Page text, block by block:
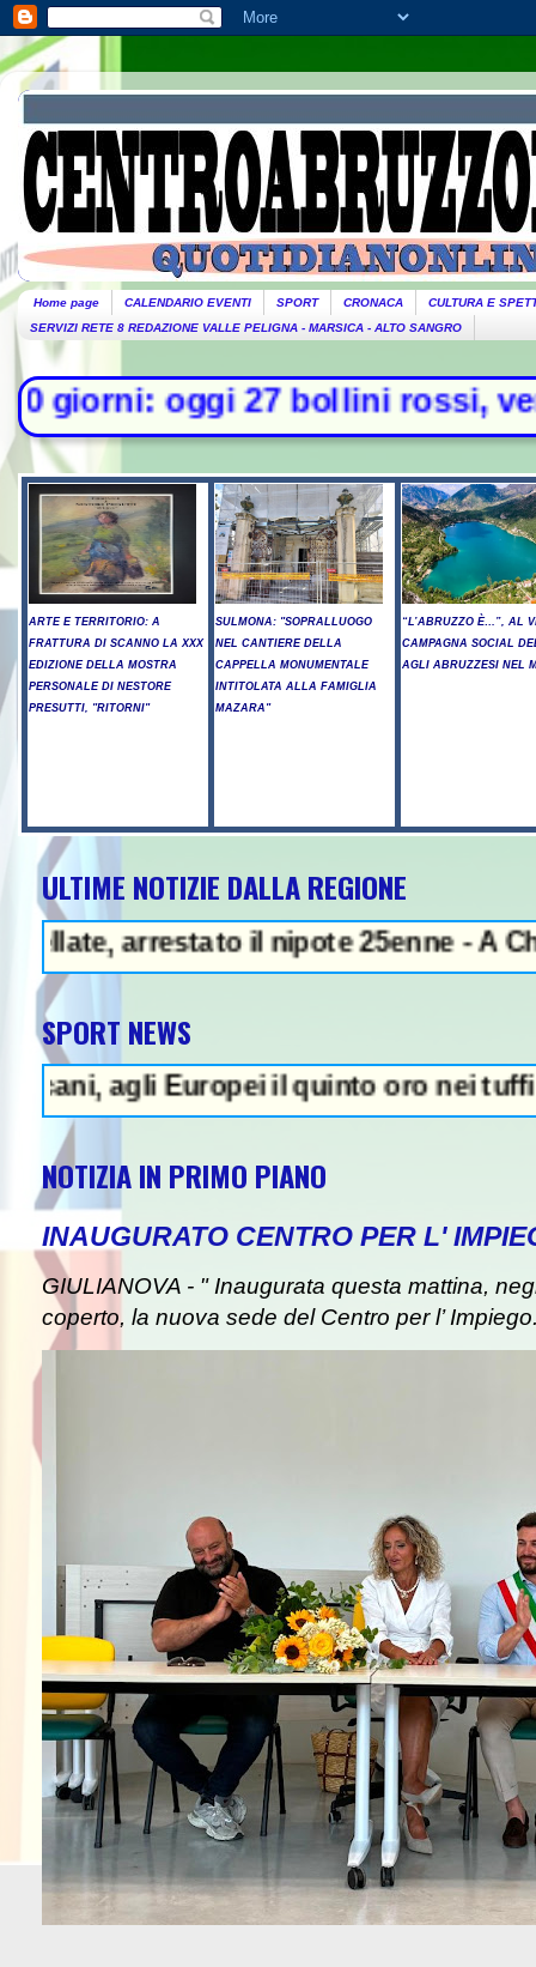
Home page CALENDARIO EVENTI SPORT CRONACA
CULTURA E
SERVIZI RETE 8 REDAZIONE VALLE PELIGNA - MARSICA - ALTO SANGRO
27 bollini rossi, venerdì
ARTE E TERRITORIO: A
FRATTURA DI SCANNO LA XXX
EDIZIONE DELLA MOSTRA
PERSONALE DI NESTORE
PRESUTTI, "RITORNI"
SULMONA: "SOPRALLUOGO
NEL CANTIERE DELLA
CAPPELLA MONUMENTALE
INTITOLATA ALLA FAMIGLIA
MAZARA"
“L’ABRUZZO È…”, AL
CAMPAGNA SOCIAL
AGLI ABRUZZESI NEL
ULTIME NOTIZIE DALLA REGIONE
arrestato il nipote 25enne - A Chieti
SPORT NEWS
Europei il quinto oro nei tuffi sincro
NOTIZIA IN PRIMO PIANO
INAUGURATO CENTRO PER L'
GIULIANOVA - " Inaugurata questa mattina,
coperto, la nuova sede del Centro per l’
- Arresto illegale e peculato, in